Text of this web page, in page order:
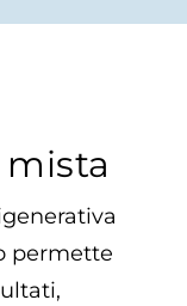
mista
permette